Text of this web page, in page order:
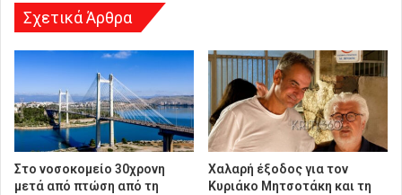
Σχετικά Άρθρα
Στο νοσοκομείο 30χρονη
μετά από πτώση από τη
Χαλαρή έξοδος για τον
Κυριάκο Μητσοτάκη και τη